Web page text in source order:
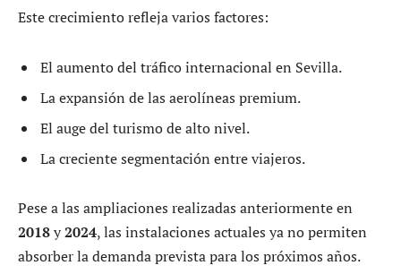
Este crecimiento refleja varios factores:
El aumento del tráfico internacional en Sevilla.
La expansión de las aerolíneas premium.
El auge del turismo de alto nivel.
La creciente segmentación entre viajeros.
Pese a las ampliaciones realizadas anteriormente en
2018y2024, las instalaciones actuales ya no permiten
absorber la demanda prevista para los próximos años.